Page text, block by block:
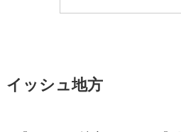
イッシュ地方